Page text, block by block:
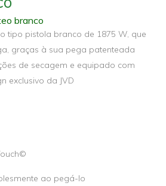
branco
tipo pistola branco de 1875 W, que
graças à sua pega patenteada
de secagem e equipado com
exclusivo da JVD
ao pegá-lo